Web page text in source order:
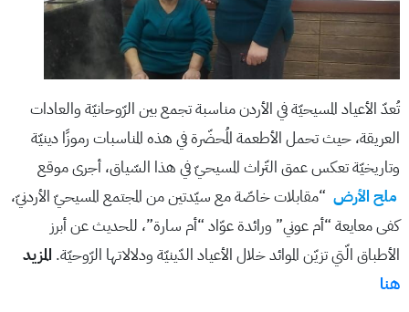
تُعدّ الأعياد المسيحيّة في الأردن مناسبة تجمع بين الرّوحانيّة والعادات
العريقة، حيث تحمل الأطعمة المُحضّرة في هذه المناسبات رموزًا دينيّة
وتاريخيّة تعكس عمق التّراث المسيحيّ في هذا السّياق، أجرى موقع
ملح الأرض “مقابلات خاصّة مع سيّدتين من المجتمع المسيحيّ الأردنيّ،
كفى معايعة “أم عوني” ورائدة عوّاد “أم سارة”، للحديث عن أبرز
الأطباق الّتي تزيّن الموائد خلال الأعياد الدّينيّة ودلالاتها الرّوحيّة. المزيد
هنا